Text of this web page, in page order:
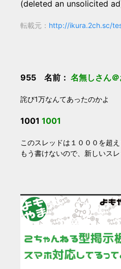
(deleted an unsolicited
転載元： http://ikura.2ch.sc/
955 名前： 名無しさん＠
詫び1万なんてあったのかよ
1001 1001
このスレッドは１０００を超え
もう書けないので、新しいスレ